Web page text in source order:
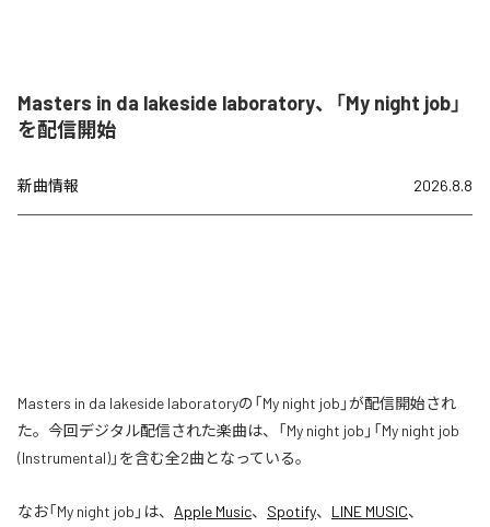
Masters in da lakeside laboratory、「My night job」
を配信開始
新曲情報 2026.8.8
Masters in da lakeside laboratoryの「My night job」が配信開始され
た。今回デジタル配信された楽曲は、「My night job」「My night job
(Instrumental)」を含む全2曲となっている。
なお「My night job 」は、 Apple Music、 Spotify、 LINE MUSIC、